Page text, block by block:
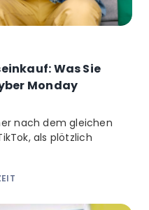
Was Sie
Monday
nach dem gleichen
als plötzlich